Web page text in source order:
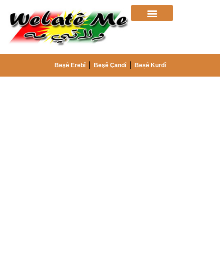
Beşê Erebî Beşê Çandî Beșê Kurdî